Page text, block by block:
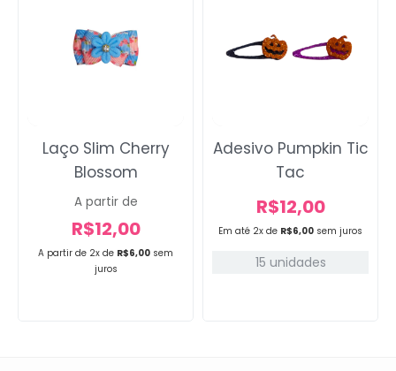
A partir de 2x de R$6,00 sem
juros
Laço Slim Cherry
Blossom
A partir de
R$12,00 Em até 2x de R$6,00 sem juros
Adesivo Pumpkin Tic
Tac
R$12,00
15 unidades